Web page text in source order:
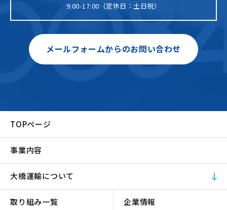
9:00-17:00（定休日：土日祝）
メールフォームからのお問い合わせ
TOPページ
事業内容
大橋運輸について
取り組み一覧 企業情報